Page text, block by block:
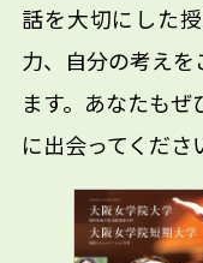
話を大切にした
力、自分の考え
ます。あなたもぜ
に出会ってくださ